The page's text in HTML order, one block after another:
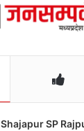
Shajapur SP